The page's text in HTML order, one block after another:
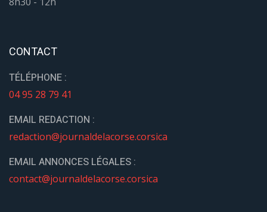
CONTACT
TÉLÉPHONE :
04 95 28 79 41
EMAIL REDACTION :
redaction@journaldelacorse.corsica
EMAIL ANNONCES LÉGALES :
contact@journaldelacorse.corsica